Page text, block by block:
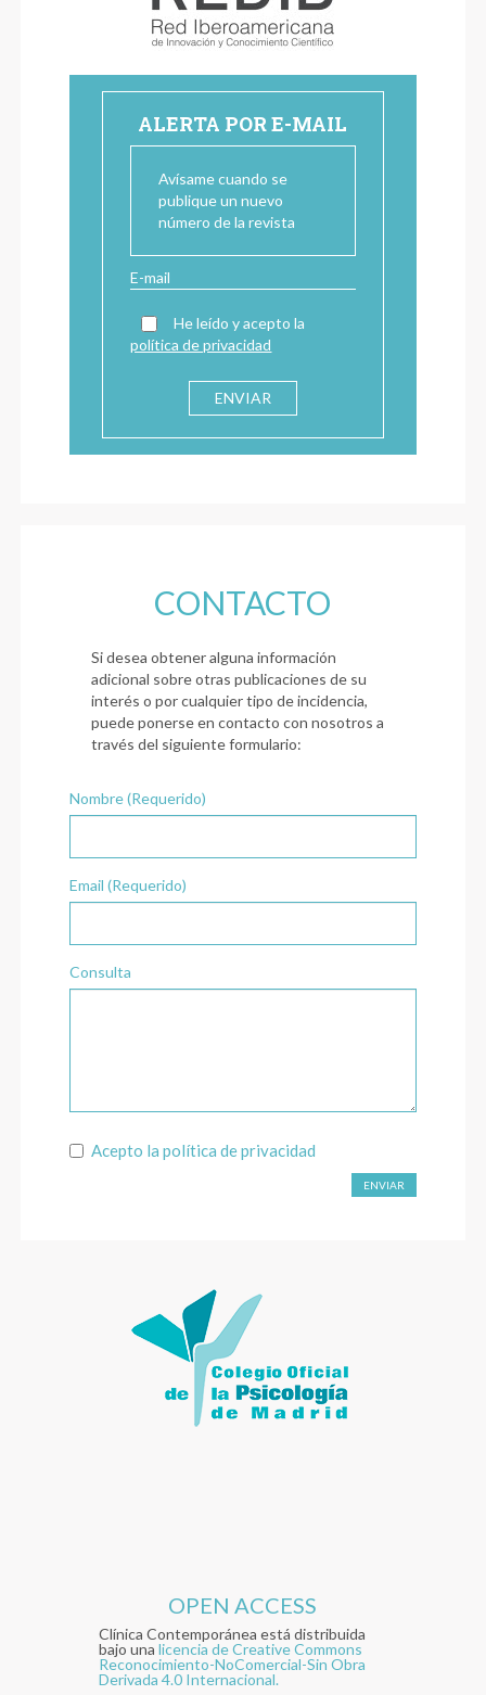
ALERTA POR E-MAIL
Avísame cuando se
publique un nuevo
número de la revista
He leído y acepto la
política de privacidad
CONTACTO
Si desea obtener alguna información
adicional sobre otras publicaciones de su
interés o por cualquier tipo de incidencia,
puede ponerse en contacto con nosotros a
través del siguiente formulario:
Nombre (Requerido)
Email (Requerido)
Consulta
Acepto lapolítica de privacidad
ENVIAR
OPEN ACCESS
Clínica Contemporánea está distribuida
bajo unalicencia de Creative Commons
Reconocimiento-NoComercial-Sin Obra
Derivada 4.0 Internacional.